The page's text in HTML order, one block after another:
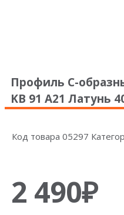
Профиль C-
KB 91 А21 Латунь
Код товара 05297
2 490₽